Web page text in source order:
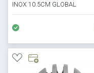
INOX 10.5CM GLOBAL